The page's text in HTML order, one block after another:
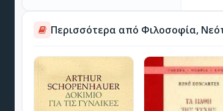
Περισσότερα από Φιλοσοφία,